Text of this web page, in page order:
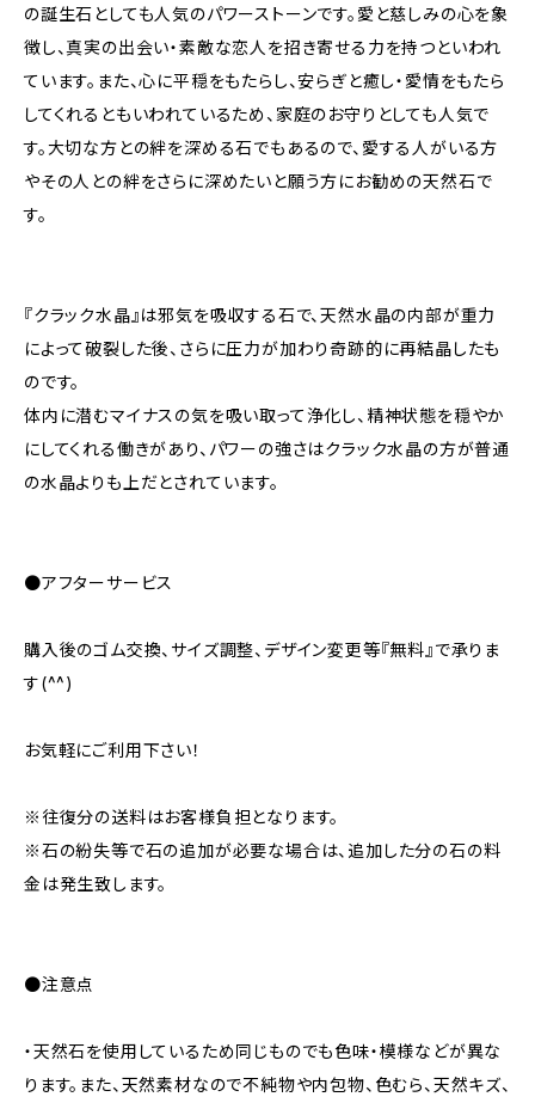
の誕生石としても人気のパワーストーンです。愛と慈しみの心を象
徴し、真実の出会い・素敵な恋人を招き寄せる力を持つといわれ
ています。また、心に平穏をもたらし、安らぎと癒し・愛情をもたら
してくれるともいわれているため、家庭のお守りとしても人気で
す。大切な方との絆を深める石でもあるので、愛する人がいる方
やその人との絆をさらに深めたいと願う方にお勧めの天然石で
す。
『クラック水晶』は邪気を吸収する石で、天然水晶の内部が重力
によって破裂した後、さらに圧力が加わり奇跡的に再結晶したも
のです。
体内に潜むマイナスの気を吸い取って浄化し、精神状態を穏やか
にしてくれる働きがあり、パワーの強さはクラック水晶の方が普通
の水晶よりも上だとされています。
●アフターサービス
購入後のゴム交換、サイズ調整、デザイン変更等『無料』で承りま
す(^^)
お気軽にご利用下さい！
※往復分の送料はお客様負担となります。
※石の紛失等で石の追加が必要な場合は、追加した分の石の料
金は発生致します。
●注意点
・天然石を使用しているため同じものでも色味・模様などが異な
ります。また、天然素材なので不純物や内包物、色むら、天然キズ、